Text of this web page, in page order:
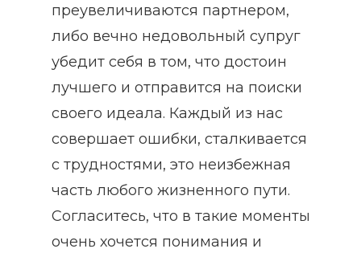
преувеличиваются партнером,
либо вечно недовольный супруг
убедит себя в том, что достоин
лучшего и отправится на поиски
своего идеала. Каждый из нас
совершает ошибки, сталкивается
с трудностями, это неизбежная
часть любого жизненного пути.
Согласитесь, что в такие моменты
очень хочется понимания и